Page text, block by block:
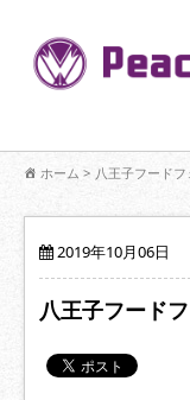
【公式】PeaceMaking
を意図したコミュニケ
ホーム > 八王子フード
2019年10月06日
八王子フード